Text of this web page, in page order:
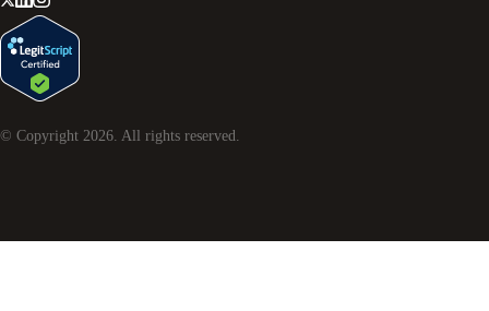
© Copyright 2026 . All rights reserved.